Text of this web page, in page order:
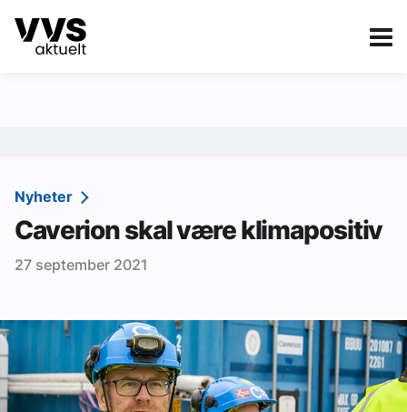
Kategorier
Sanitær
Ventilasjon
Varme og energi
Vann og avløp
Aktuelle prosjekter
Nyheter
Caverion skal være klimapositiv
27 september 2021